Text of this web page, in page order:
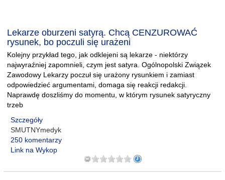
Lekarze oburzeni satyrą. Chcą CENZUROWAĆ
rysunek, bo poczuli się urażeni
Kolejny przykład tego, jak odklejeni są lekarze - niektórzy
najwyraźniej zapomnieli, czym jest satyra. Ogólnopolski Związek
Zawodowy Lekarzy poczuł się urażony rysunkiem i zamiast
odpowiedzieć argumentami, domaga się reakcji redakcji.
Naprawdę doszliśmy do momentu, w którym rysunek satyryczny
trzeb
Szczegóły
SMUTNYmedyk
250 komentarzy
Link na Wykop